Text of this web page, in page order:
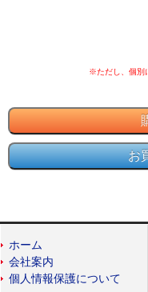
※ただし、個別
ホーム
会社案内
個人情報保護について